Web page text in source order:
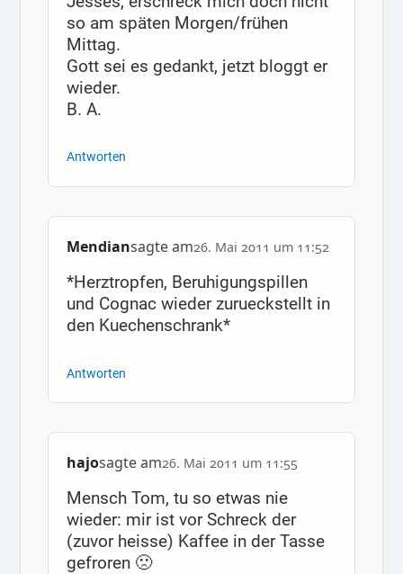
so am späten Morgen/frühen
Mittag.
Gott sei es gedankt, jetzt bloggt er
wieder.
B. A.
Antworten
Mendiansagte am26. Mai 2011 um 11:52
*Herztropfen, Beruhigungspillen
und Cognac wieder zurueckstellt in
den Kuechenschrank*
Antworten
hajosagte am26. Mai 2011 um 11:55
Mensch Tom, tu so etwas nie
wieder: mir ist vor Schreck der
(zuvor heisse) Kaffee in der Tasse
gefroren 🙁